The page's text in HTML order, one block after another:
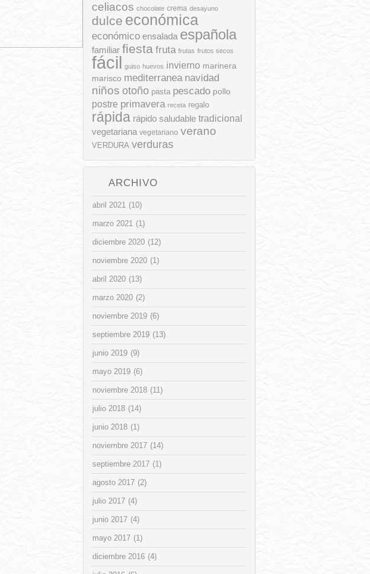
celiacos chocolate crema desayuno
dulce económica
económico ensalada española
familiar fiesta fruta frutas frutos secos
fácil guiso huevos invierno marinera
marisco mediterranea navidad
niños otoño pasta pescado pollo
postre primavera receta regalo
rápida rápido saludable tradicional
vegetariana vegetariano verano
VERDURA verduras
ARCHIVO
abril 2021 (10)
marzo 2021 (1)
diciembre 2020 (12)
noviembre 2020 (1)
abril 2020 (13)
marzo 2020 (2)
noviembre 2019 (6)
septiembre 2019 (13)
junio 2019 (9)
mayo 2019 (6)
noviembre 2018 (11)
julio 2018 (14)
junio 2018 (1)
noviembre 2017 (14)
septiembre 2017 (1)
agosto 2017 (2)
julio 2017 (4)
junio 2017 (4)
mayo 2017 (1)
diciembre 2016 (4)